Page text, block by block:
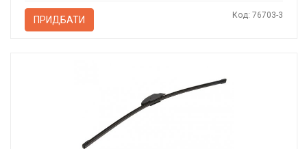
ПРИДБАТИ Код: 76703-3